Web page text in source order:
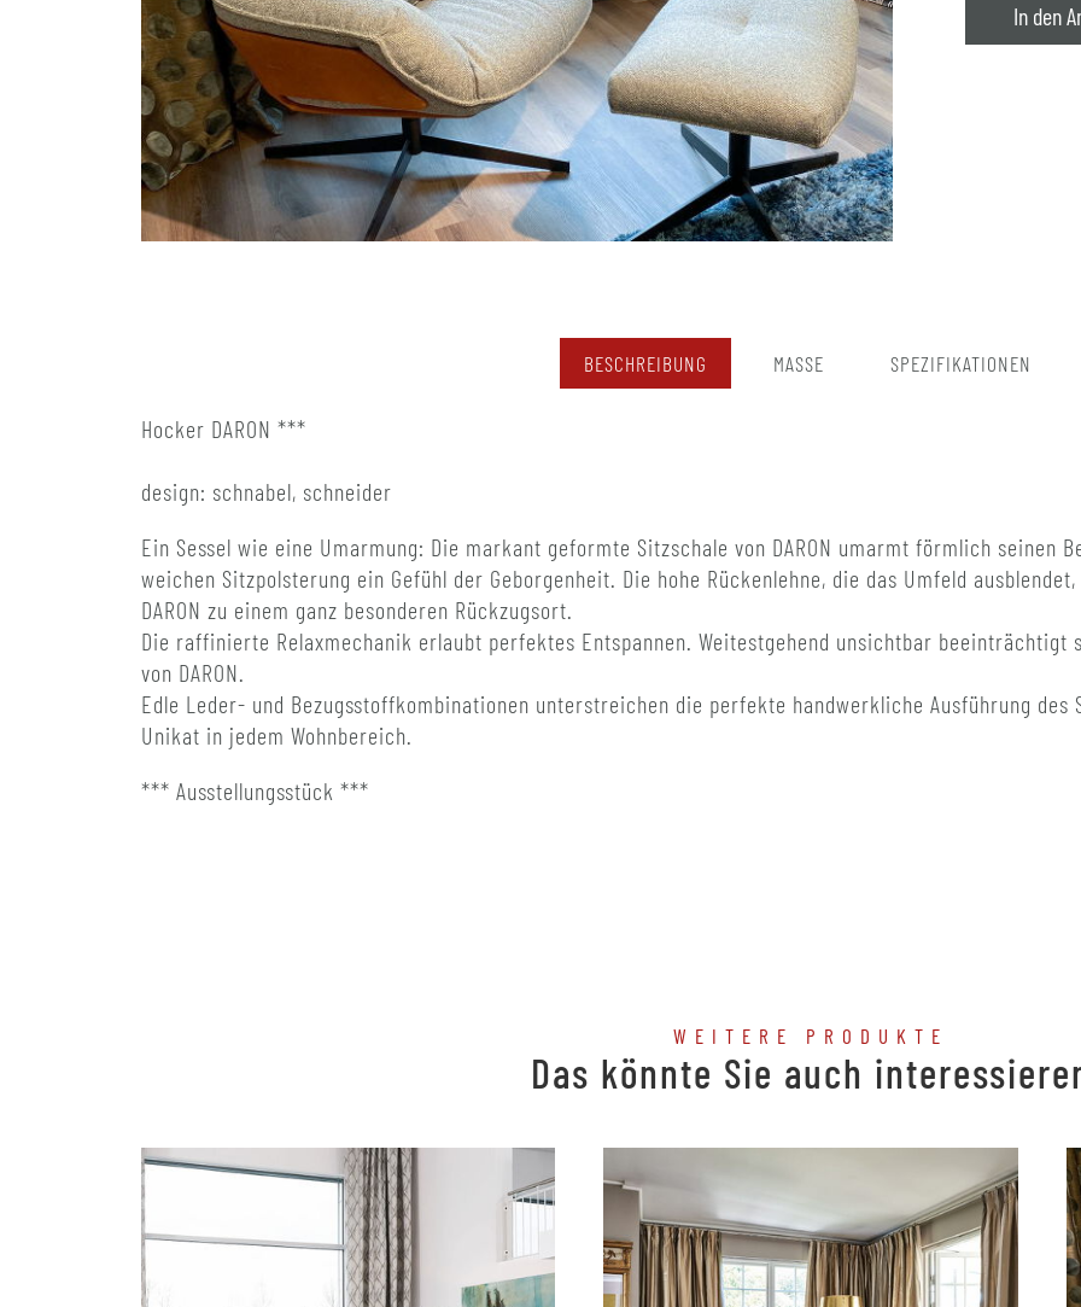
In den
BESCHREIBUNG MASSE SPEZIFIKATIONEN
Hocker DARON ***
design: schnabel, schneider
Ein Sessel wie eine Umarmung: Die markant geformte Sitzschale von DARON umarmt förmlich
weichen Sitzpolsterung ein Gefühl der Geborgenheit. Die hohe Rückenlehne, die das Umfeld
DARON zu einem ganz besonderen Rückzugsort.
Die raffinierte Relaxmechanik erlaubt perfektes Entspannen. Weitestgehend unsichtbar beeinträchtigt
von DARON.
Edle Leder- und Bezugsstoffkombinationen unterstreichen die perfekte handwerkliche Ausführung des
Unikat in jedem Wohnbereich.
*** Ausstellungsstück ***
WEITERE PRODUKTE
Das könnte Sie auch